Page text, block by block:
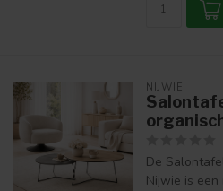
NIJWIE
De
Nijwie is een